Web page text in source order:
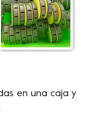
en una caja y